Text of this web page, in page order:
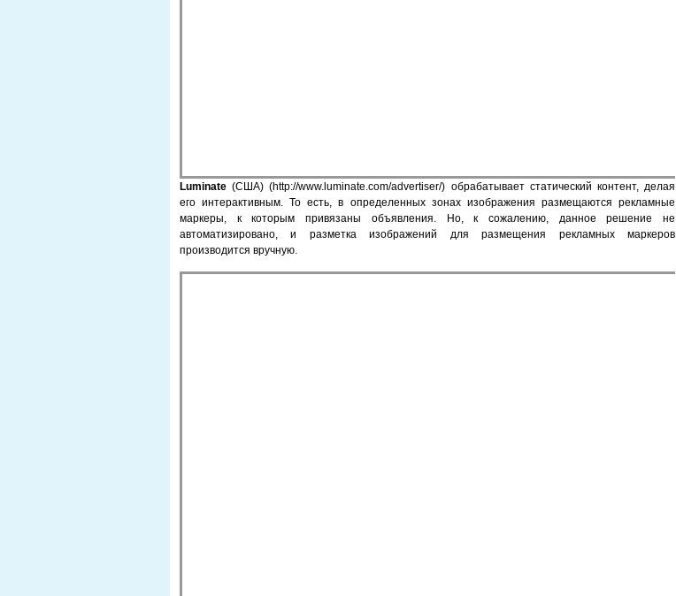
Luminate (США) (http://www.luminate.com/advertiser/) обрабатывает статический контент, делая
его интерактивным. То есть, в определенных зонах изображения размещаются рекламные
маркеры, к которым привязаны объявления. Но, к сожалению, данное решение не
автоматизировано, и разметка изображений для размещения рекламных маркеров
производится вручную.